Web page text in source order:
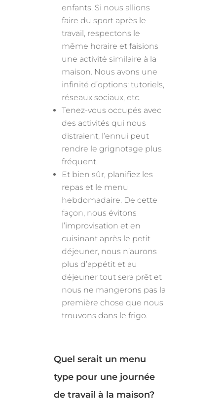
enfants. Si nous allions
faire du sport après le
travail, respectons le
même horaire et faisions
une activité similaire à la
maison. Nous avons une
infinité d’options: tutoriels,
réseaux sociaux, etc.
Tenez-vous occupés avec
des activités qui nous
distraient; l’ennui peut
rendre le grignotage plus
fréquent.
Et bien sûr, planifiez les
repas et le menu
hebdomadaire. De cette
façon, nous évitons
l’improvisation et en
cuisinant après le petit
déjeuner, nous n’aurons
plus d’appétit et au
déjeuner tout sera prêt et
nous ne mangerons pas la
première chose que nous
trouvons dans le frigo.
Quel serait un menu
type pour une journée
de travail à la maison?